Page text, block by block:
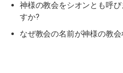
神様の教会をシオンとも呼
すか?
なぜ教会の名前が神様の教